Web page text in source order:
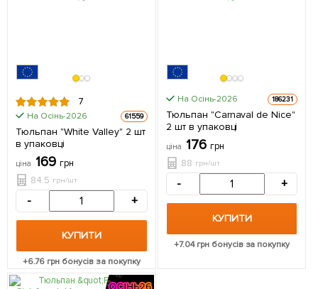
7
На Осінь-2026 61559
Тюльпан "White Valley" 2 шт
в упаковці
ціна 169 грн
84.5 грн/шт
- +
КУПИТИ
+6.76 грн бонусів за покупку
На Осінь-2026 186231
Тюльпан "Carnaval de Nice"
2 шт в упаковці
ціна 176 грн
88 грн/шт
- +
КУПИТИ
+7.04грн бонусів за покупку